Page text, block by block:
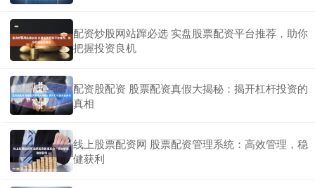
配资炒股网站蹿必选 实盘股票配资平台推荐，助你
把握投资良机
配资股配资 股票配资真假大揭秘：揭开杠杆投资的
真相
线上股票配资网 股票配资管理系统：高效管理，稳
健获利